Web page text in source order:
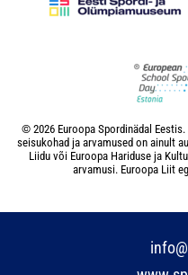
© 2026 Euroopa Spordinädal
seisukohad ja arvamused on ainult
Liidu või Euroopa Hariduse ja
arvamusi. Euroopa Liit